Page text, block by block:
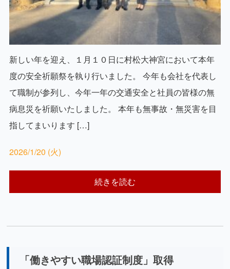
新しい年を迎え、１月１０日に村松大神宮において本年
度の安全祈願祭を執り行いました。 今年も会社を代表し
て職制が参列し、今年一年の交通安全と社員の皆様の無
病息災を祈願いたしました。 本年も無事故・無災害を目
指してまいります […]
2026/1/20 (火)
続きを読む
「働きやすい職場認証制度」取得